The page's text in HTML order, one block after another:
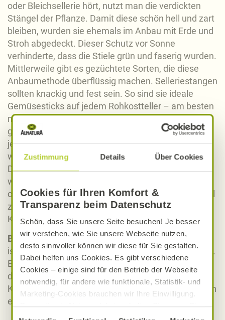
Zustimmung Details Über Cookies
Cookies für Ihren Komfort &
Transparenz beim Datenschutz
Schön, dass Sie unsere Seite besuchen! Je besser
wir verstehen, wie Sie unsere Webseite nutzen,
desto sinnvoller können wir diese für Sie gestalten.
Dabei helfen uns Cookies. Es gibt verschiedene
Cookies – einige sind für den Betrieb der Webseite
notwendig, für andere wie funktionale, Statistik- und
Marketing-Cookies brauchen wir Ihre Einwilligung.
Das optimale Nutzererlebnis erhalten Sie, wenn Sie
„Alle Cookies erlauben“ anklicken. Ihre Einwilligung
oder Bleichsellerie hört, nutzt man die verdickten
Stängel der Pflanze. Damit diese schön hell und zart
bleiben, wurden sie ehemals im Anbau mit Erde und
Stroh abgedeckt. Dieser Schutz vor Sonne
verhinderte, dass die Stiele grün und faserig wurden.
Mittlerweile gibt es gezüchtete Sorten, die diese
Anbaumethode überflüssig machen. Selleriestangen
sollten knackig und fest sein. So sind sie ideale
Gemüsesticks auf jedem Rohkostteller – am besten
mit feinem Dip serviert. Doch auch gekocht oder
gebraten sind sie eine würzige Bereicherung für
jeden Speiseplan. Auch Stangensellerie ist
wesentlicher Bestandteil eines Rezept-Klassikers.
Der berühmte New Yorker Cocktail »Bloody Mary«
wird vorzugsweise mit Selleriesalz gewürzt und
obendrein mit einer Selleriestange serviert – sowohl
zur geschmacklichen Abrundung als auch zum
Knabbern.
Blatt- oder Schnittsellerie
ist die dritte Variation im Bunde der Selleriepflanzen.
Er bildet zwar weder Knolle noch verdickte Stängel,
dafür aber ein feines und ausgesprochen würziges
Kraut. Dieses verleiht Suppen, Eintöpfen und Saucen
eine besondere aromatische Note.